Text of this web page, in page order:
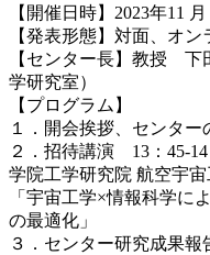
【 開催日時】2023年11
【発表形態】 対面、オン
【 センター長】 教授 下
学研究室）
【プログラム】
１．開会挨拶、 センター
２．招待講演 13：45-
学院工学研究院 航空宇
「 宇宙工学×情報科学に
の最適化」
３．センター研究成果